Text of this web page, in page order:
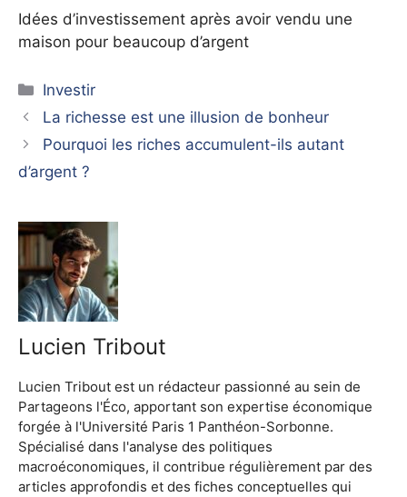
Idées d’investissement après avoir vendu une
maison pour beaucoup d’argent
Catégories
Investir
La richesse est une illusion de bonheur
Pourquoi les riches accumulent-ils autant
d’argent ?
Lucien Tribout
Lucien Tribout est un rédacteur passionné au sein de
Partageons l'Éco, apportant son expertise économique
forgée à l'Université Paris 1 Panthéon-Sorbonne.
Spécialisé dans l'analyse des politiques
macroéconomiques, il contribue régulièrement par des
articles approfondis et des fiches conceptuelles qui